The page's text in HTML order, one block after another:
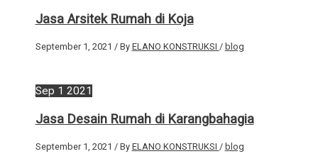
Jasa Arsitek Rumah di Koja
September 1, 2021 / By ELANO KONSTRUKSI / blog
Sep 1 2021
Jasa Desain Rumah di Karangbahagia
September 1, 2021 / By ELANO KONSTRUKSI / blog